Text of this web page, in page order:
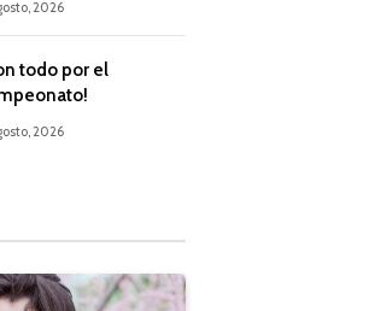
2026
todo por el
2026